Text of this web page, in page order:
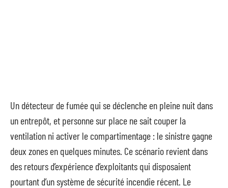
Un détecteur de fumée qui se déclenche en pleine nuit dans
un entrepôt, et personne sur place ne sait couper la
ventilation ni activer le compartimentage : le sinistre gagne
deux zones en quelques minutes. Ce scénario revient dans
des retours d’expérience d’exploitants qui disposaient
pourtant d’un système de sécurité incendie récent. Le